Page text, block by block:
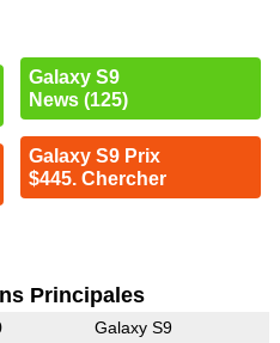
Galaxy S9
News (125)
Galaxy S9 Prix
$445. Chercher
Principales
Galaxy S9